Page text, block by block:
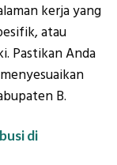
kerja yang
atau
Pastikan Anda
B.
di